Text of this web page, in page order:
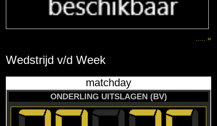
..... »
Wedstrijd v/d Week
matchday
ONDERLING UITSLAGEN (BV)